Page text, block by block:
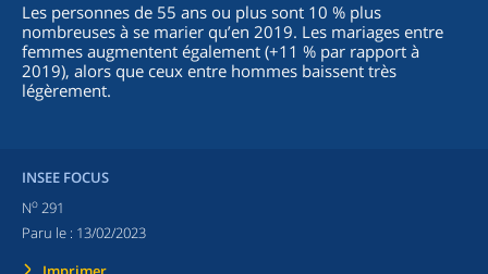
Les personnes de 55 ans ou plus sont 10 % plus
nombreuses à se marier qu’en 2019. Les mariages entre
femmes augmentent également (+11 % par rapport à
2019), alors que ceux entre hommes baissent très
légèrement.
INSEE FOCUS
No 291
Paru le : 13/02/2023